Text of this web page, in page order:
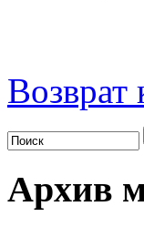
Возврат
Архив